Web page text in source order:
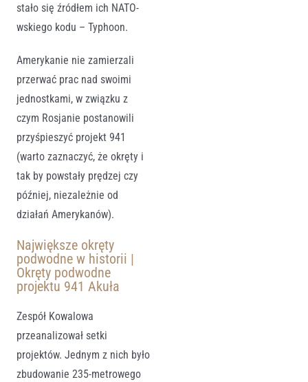
stało się źródłem ich NATO-
wskiego kodu – Typhoon.
Amerykanie nie zamierzali
przerwać prac nad swoimi
jednostkami, w związku z
czym Rosjanie postanowili
przyśpieszyć projekt 941
(warto zaznaczyć, że okręty i
tak by powstały prędzej czy
później, niezależnie od
działań Amerykanów).
Największe okręty
podwodne w historii |
Okręty podwodne
projektu 941 Akuła
Zespół Kowalowa
przeanalizował setki
projektów. Jednym z nich było
zbudowanie 235-metrowego